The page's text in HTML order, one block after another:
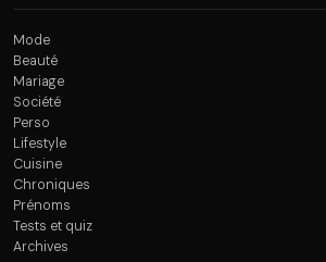
Mode
Beauté
Mariage
Société
Perso
Lifestyle
Cuisine
Chroniques
Prénoms
Tests et quiz
Archives